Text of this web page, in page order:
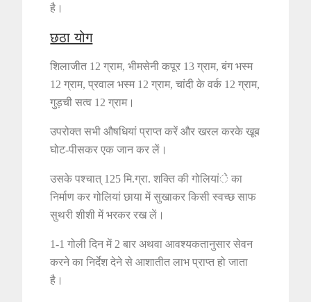
है।
छठा योग
शिलाजीत 12 ग्राम, भीमसेनी कपूर 13 ग्राम, बंग भस्म
12 ग्राम, प्रवाल भस्म 12 ग्राम, चांदी के वर्क 12 ग्राम,
गुड़ची सत्व 12 ग्राम।
उपरोक्त सभी औषधियां प्राप्त करें और खरल करके खूब
घोट-पीसकर एक जान कर लें।
उसके पश्चात् 125 मि.ग्रा. शक्ति की गोलियांे का
निर्माण कर गोलियां छाया में सुखाकर किसी स्वच्छ साफ
सुथरी शीशी में भरकर रख लें।
1-1 गोली दिन में 2 बार अथवा आवश्यकतानुसार सेवन
करने का निर्देश देने से आशातीत लाभ प्राप्त हो जाता
है।